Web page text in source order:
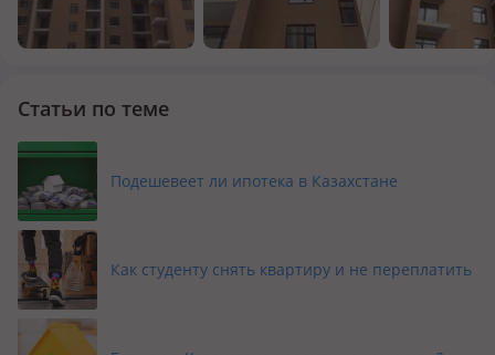
Статьи по теме
Подешевеет ли ипотека в Казахстане
Как студенту снять квартиру и не переплатить